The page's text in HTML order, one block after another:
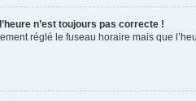
n’est toujours pas correcte !
réglé le fuseau horaire mais que